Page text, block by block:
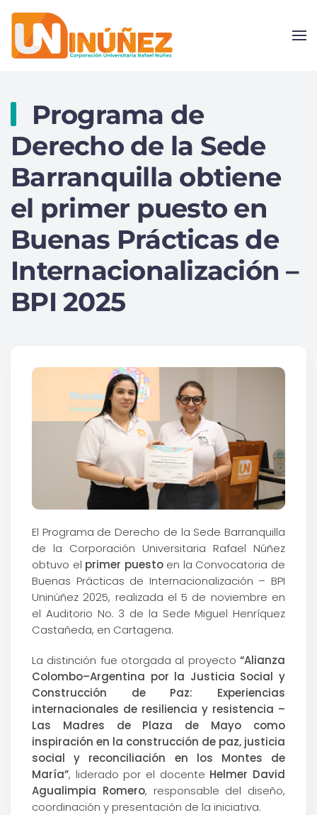
Skip to main content
Programa de
Derecho de la Sede
Barranquilla obtiene
el primer puesto en
Buenas Prácticas de
Internacionalización –
BPI 2025
El Programa de Derecho de la Sede Barranquilla
de la Corporación Universitaria Rafael Núñez
obtuvo el primer puestoen la Convocatoria de
Buenas Prácticas de Internacionalización – BPI
Uninúñez 2025, realizada el 5 de noviembre en
el Auditorio No. 3 de la Sede Miguel Henríquez
Castañeda, en Cartagena.
La distinción fue otorgada al proyecto “Alianza
Colombo–Argentina por la Justicia Social y
Construcción de Paz: Experiencias
internacionales de resiliencia y resistencia –
Las Madres de Plaza de Mayo como
inspiración en la construcción de paz, justicia
social y reconciliación en los Montes de
María”, liderado por el docente Helmer David
Agualimpia Romero, responsable del diseño,
coordinación y presentación de la iniciativa.